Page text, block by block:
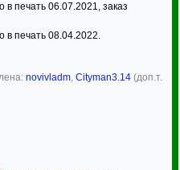
печать 06.07.2021, заказ
в печать 08.04.2022.
novivladm, Cityman3.14 (доп.т.